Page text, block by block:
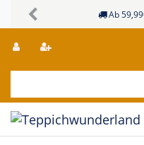
Ab 59,99€ Versandfrei für DE
Previous